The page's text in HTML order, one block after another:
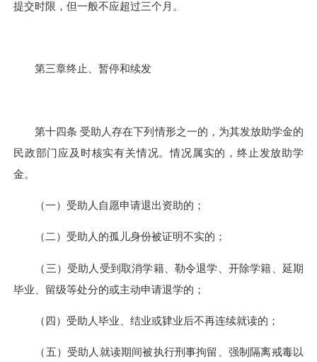
提交时限，但一般不应超过三个月。
第三章终止、暂停和续发
第十四条 受助人存在下列情形之一的，为其发放助学金的
民政部门应及时核实有关情况。情况属实的，终止发放助学
金。
（一）受助人自愿申请退出资助的；
（二）受助人的孤儿身份被证明不实的；
（三）受助人受到取消学籍、勒令退学、开除学籍、延期
毕业、留级等处分的或主动申请退学的；
（四）受助人毕业、结业或肄业后不再连续就读的；
（五）受助人就读期间被执行刑事拘留、强制隔离戒毒以